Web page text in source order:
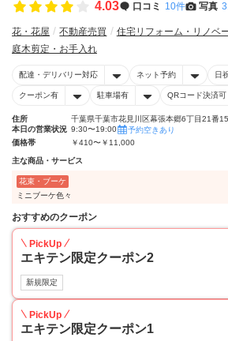
4.03 口コミ 10件 写真
花・花屋 不動産売買
住宅リフォーム・リノベ
庭木剪定・お手入れ
配達・デリバリー対応 ネット予約 日
クーポン有 駐車場有 QRコード決済可
住所
千葉県千葉市花見川区幕張本郷6丁目21番
本日の営業状況 9:30〜19:00
予約空きあり
価格帯
￥410〜￥11,000
主な商品・サービス
花束・ブーケ
ミニブーケ色々
おすすめのクーポン
PickUp
エキテン限定クーポン2
新規限定
PickUp
エキテン限定クーポン1